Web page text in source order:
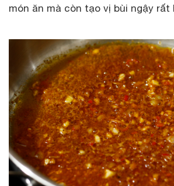
món ăn mà còn tạo vị bùi ngậy rất